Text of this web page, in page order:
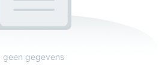
geen gegevens